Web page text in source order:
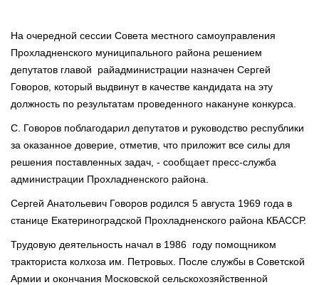
На очередной сессии Совета местного самоуправления
Прохладненского муниципального района решением
депутатов главой райадминистрации назначен Сергей
Говоров, который выдвинут в качестве кандидата на эту
должность по результатам проведенного накануне конкурса.
С. Говоров поблагодарил депутатов и руководство республики
за оказанное доверие, отметив, что приложит все силы для
решения поставленных задач, - сообщает пресс-служба
администрации Прохладненского района.
Сергей Анатольевич Говоров родился 5 августа 1969 года в
станице Екатериноградской Прохладненского района КБАССР.
Трудовую деятельность начал в 1986 году помощником
тракториста колхоза им. Петровых. После службы в Советской
Армии и окончания Московской сельскохозяйственной